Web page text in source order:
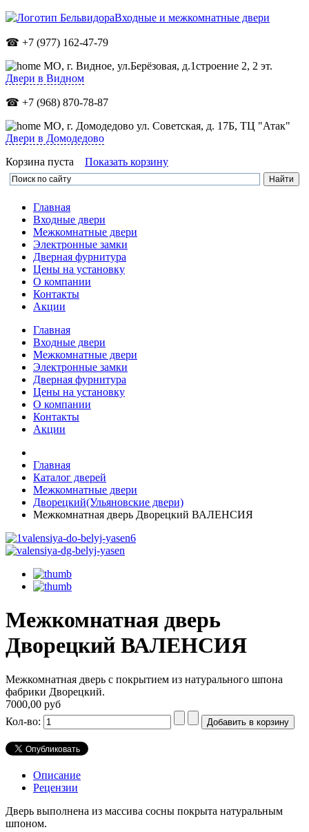
Входные и межкомнатные двери
☎ +7 (977) 162-47-79
МО, г. Видное, ул.Берёзовая, д.1строение 2, 2 эт.
Двери в Видном
☎ +7 (968) 870-78-87
МО, г. Домодедово ул. Советская, д. 17Б, ТЦ "Атак"
Двери в Домодедово
Корзина пуста
Показать корзину
Главная
Входные двери
Межкомнатные двери
Электронные замки
Дверная фурнитура
Цены на установку
О компании
Контакты
Акции
Главная
Входные двери
Межкомнатные двери
Электронные замки
Дверная фурнитура
Цены на установку
О компании
Контакты
Акции
Главная
Каталог дверей
Межкомнатные двери
Дворецкий(Ульяновские двери)
Межкомнатная дверь Дворецкий ВАЛЕНСИЯ
Межкомнатная дверь
Дворецкий ВАЛЕНСИЯ
Межкомнатная дверь с покрытием из натурального шпона
фабрики Дворецкий.
7000,00 руб
Кол-во:
Описание
Рецензии
Дверь выполнена из массива сосны покрыта натуральным
шпоном.